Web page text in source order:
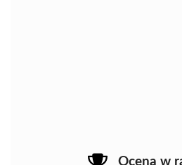
Ocena w